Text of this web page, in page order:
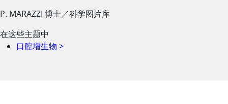
P. MARAZZI 博士／科学图片库
在这些主题中
口腔增生物 >